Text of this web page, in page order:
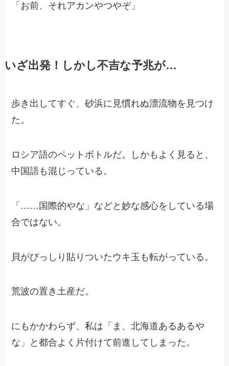
「お前、それアカンやつやぞ」
いざ出発！しかし不吉な予兆が…
歩き出してすぐ、砂浜に見慣れぬ漂流物を見つけ
た。
ロシア語のペットボトルだ。しかもよく見ると、
中国語も混じっている。
「……国際的やな」などと妙な感心をしている場
合ではない。
貝がびっしり貼りついたウキ玉も転がっている。
荒波の置き土産だ。
にもかかわらず、私は「ま、北海道あるあるや
な」と都合よく片付けて前進してしまった。